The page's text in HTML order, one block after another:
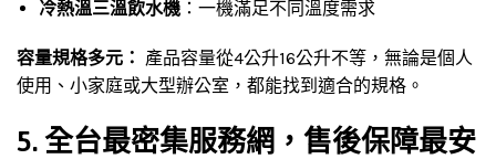
冷熱溫三溫飲水機 ：一機滿足不同溫度需求
容量規格多元： 產品容量從4公升16公升不等，無論是個人
使用、小家庭或大型辦公室，都能找到適合的規格。
5. 全台最密集服務網，售後保障最安